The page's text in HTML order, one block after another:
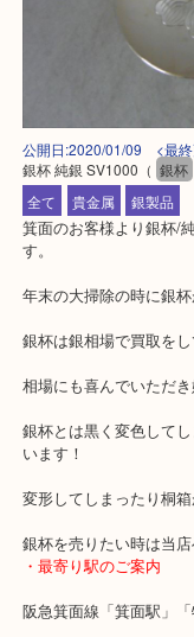
銀杯 純銀 SV1000（ 銀
全て
貴金属 銀製品
す。
年末の大掃除の時に
銀杯とは黒く変色し
います！